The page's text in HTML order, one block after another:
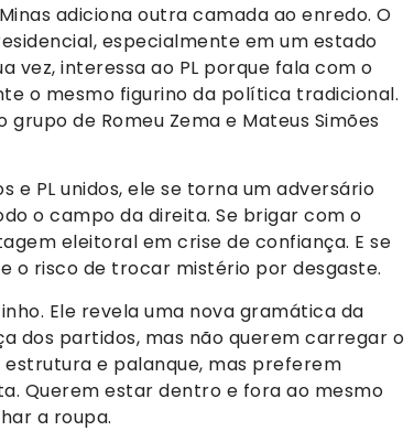
adiciona outra camada ao enredo. O
especialmente em um estado
vez, interessa ao PL porque fala com o
o mesmo figurino da política tradicional.
grupo de Romeu Zema e Mateus Simões
e PL unidos, ele se torna um adversário
o campo da direita. Se brigar com o
eleitoral em crise de confiança. E se
o risco de trocar mistério por desgaste.
Ele revela uma nova gramática da
dos partidos, mas não querem carregar o
e palanque, mas preferem
Querem estar dentro e fora ao mesmo
a roupa.